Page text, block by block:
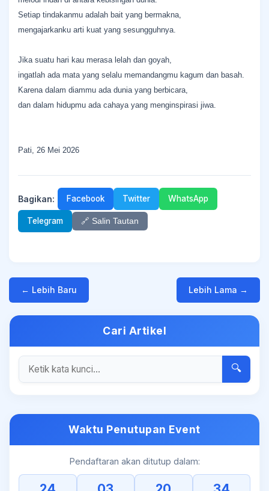
Setiap tindakanmu adalah bait yang bermakna,
mengajarkanku arti kuat yang sesungguhnya.
Jika suatu hari kau merasa lelah dan goyah,
ingatlah ada mata yang selalu memandangmu kagum dan basah.
Karena dalam diammu ada dunia yang berbicara,
dan dalam hidupmu ada cahaya yang menginspirasi jiwa.
Pati, 26 Mei 2026
Bagikan: Facebook Twitter WhatsApp
Telegram 🔗 Salin Tautan
← Lebih Baru Lebih Lama →
Cari Artikel
🔍
Waktu Penutupan Event
Pendaftaran akan ditutup dalam: